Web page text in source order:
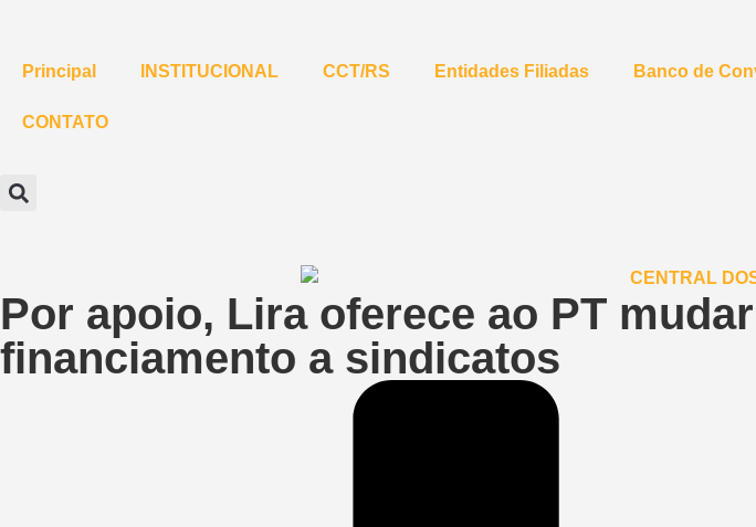
Principal INSTITUCIONAL CCT/RS Entidades Filiadas Banco de
CONTATO
Por apoio, Lira oferece ao PT
financiamento a sindicatos